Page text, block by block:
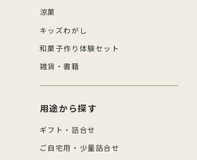
涼菓
キッズわがし
和菓子作り体験セット
雑貨・書籍
用途から探す
ギフト・詰合せ
ご自宅用・少量詰合せ